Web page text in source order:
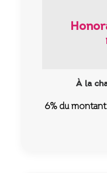
À la
6% du